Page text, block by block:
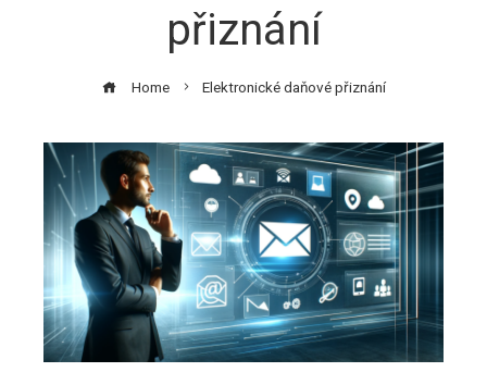
přiznání
Home Elektronické daňové přiznání